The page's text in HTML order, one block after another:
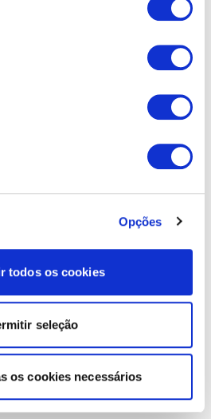
Opções
todos os cookies
seleção
os cookies necessários